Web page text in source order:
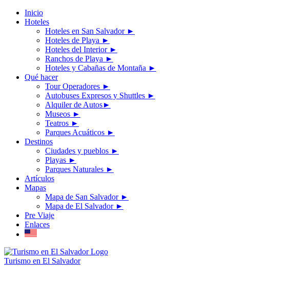
Inicio
Hoteles
Hoteles en San Salvador ►
Hoteles de Playa ►
Hoteles del Interior ►
Ranchos de Playa ►
Hoteles y Cabañas de Montaña ►
Qué hacer
Tour Operadores ►
Autobuses Expresos y Shuttles ►
Alquiler de Autos►
Museos ►
Teatros ►
Parques Acuáticos ►
Destinos
Ciudades y pueblos ►
Playas ►
Parques Naturales ►
Artículos
Mapas
Mapa de San Salvador ►
Mapa de El Salvador ►
Pre Viaje
Enlaces
Turismo en El Salvador